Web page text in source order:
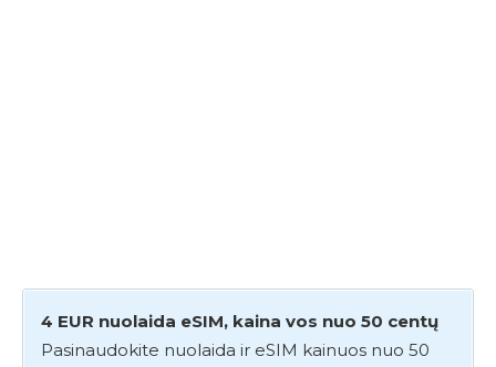
4 EUR nuolaida eSIM, kaina vos nuo 50 centų
Pasinaudokite nuolaida ir eSIM kainuos nuo 50